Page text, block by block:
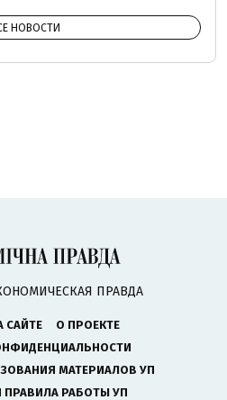
НОВОСТИ
ПРАВДА
САЙТЕ
О ПРОЕКТЕ
МАТЕРИАЛОВ УП
РАБОТЫ УП